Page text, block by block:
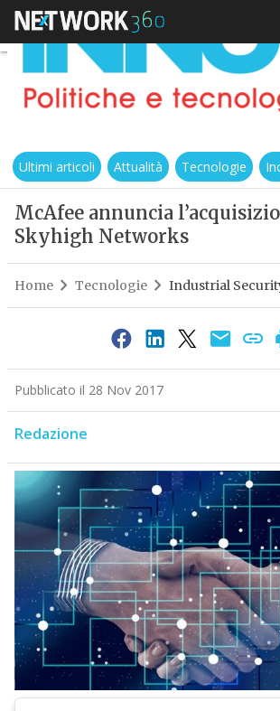
Ultimi articoli Attualità Tecnologie
McAfee annuncia
Skyhigh Networks
Home Tecnologie Industrial
Pubblicato il 28 Nov 2017
Redazione